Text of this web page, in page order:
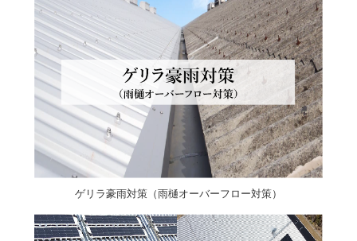
ゲリラ豪雨対策（雨樋オーバーフロー対策）